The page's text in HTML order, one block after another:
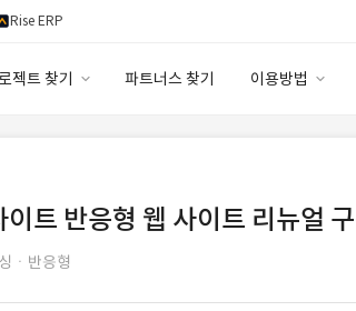
Rise ERP
젝트 찾기 파트너스 찾기 이용방법
이용요금
고객센터
트 반응형 웹 사이트 리뉴얼
ㆍ반응형